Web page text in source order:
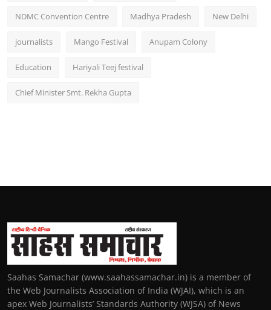
NDMC Convention Centre Madhya Pradesh New Delhi
journalists Mango Festival Anupam Colony
Education Hariyali Teej festival
Chief Minister Smt. Rekha Gupta
Saahas Samachar (www.saahassamachar.in) is a member of
the Web Journalists Association of India (WJAI), which is an
apex Web Journalists’ Standards Authority (WJSA) of News